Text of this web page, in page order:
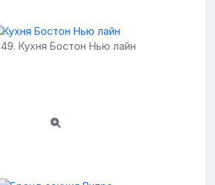
49. Кухня Бостон Нью лайн